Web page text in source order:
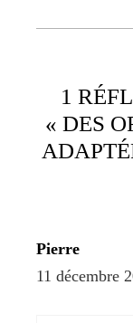
1
« DES
Pierre
11 décembre